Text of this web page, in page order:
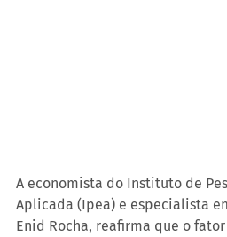
A economista do Instituto de
Aplicada (Ipea) e especialista
Enid Rocha, reafirma que o